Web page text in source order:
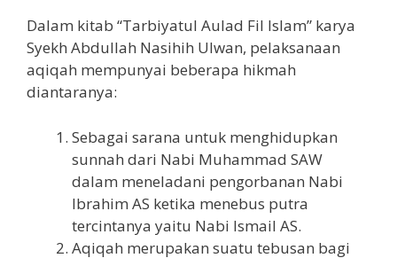
Dalam kitab “Tarbiyatul Aulad Fil Islam” karya
Syekh Abdullah Nasihih Ulwan, pelaksanaan
aqiqah mempunyai beberapa hikmah
diantaranya:
Sebagai sarana untuk menghidupkan
sunnah dari Nabi Muhammad SAW
dalam meneladani pengorbanan Nabi
Ibrahim AS ketika menebus putra
tercintanya yaitu Nabi Ismail AS.
Aqiqah merupakan suatu tebusan bagi